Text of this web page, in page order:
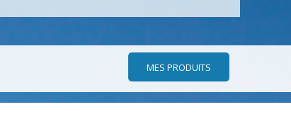
MES PRODUITS